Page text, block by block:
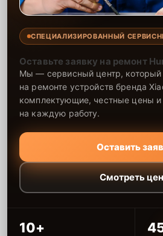
СПЕЦИАЛИЗИРОВАННЫЙ
Оставьте заявку на ремонт
Мы — сервисный центр, который
на ремонте устройств бренда
комплектующие, честные цены и
на каждую работу.
Оставить
Смотреть
10+